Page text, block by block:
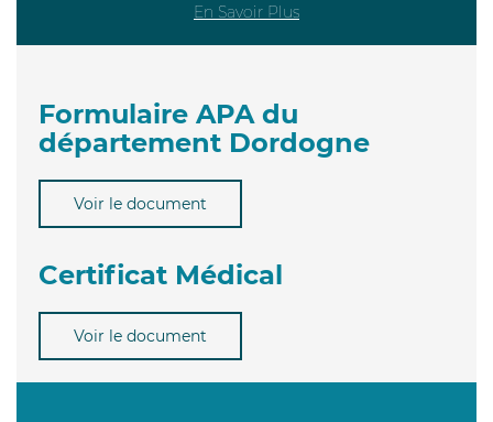
En Savoir Plus
Formulaire APA du
département Dordogne
Voir le document
Certificat Médical
Voir le document